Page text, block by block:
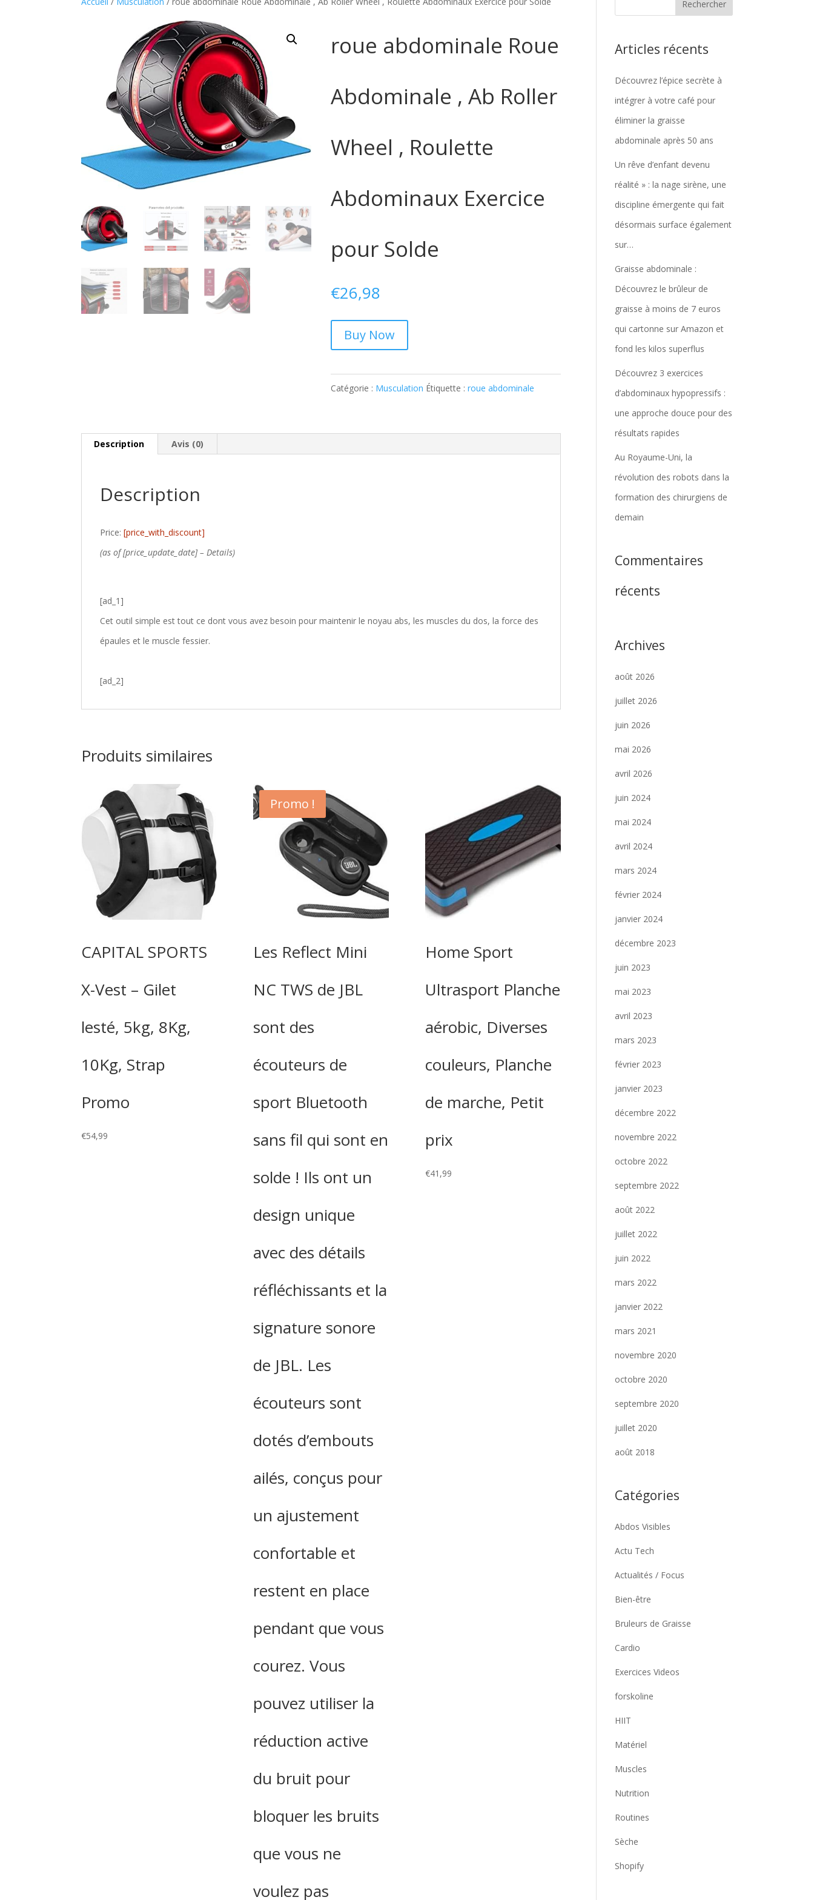
roue abdominale Roue
Abdominale , Ab Roller
Wheel , Roulette
Abdominaux Exercice
pour Solde
€26,98
Buy Now
Catégorie : Musculation Étiquette :roue abdominale
Description Avis (0)
Description
Price:[price_with_discount]
(as of [price_update_date] –Details)
[ad_1]
Cet outil simple est tout ce dont vous avez besoin pour maintenir le noyau abs, les muscles du dos, la force des
épaules et le muscle fessier.
[ad_2]
Produits similaires
CAPITAL SPORTS
X-Vest – Gilet
lesté, 5kg, 8Kg,
10Kg, Strap
Promo
€54,99
Promo !
Les Reflect Mini
NC TWS de JBL
sont des
écouteurs de
sport Bluetooth
sans fil qui sont en
solde ! Ils ont un
design unique
avec des détails
réfléchissants et la
signature sonore
de JBL. Les
écouteurs sont
dotés d’embouts
ailés, conçus pour
un ajustement
confortable et
restent en place
pendant que vous
courez. Vous
pouvez utiliser la
réduction active
du bruit pour
bloquer les bruits
que vous ne
voulez pas
Home Sport
Ultrasport Planche
aérobic, Diverses
couleurs, Planche
de marche, Petit
prix
€41,99
Articles récents
Découvrez l’épice secrète à
intégrer à votre café pour
éliminer la graisse
abdominale après 50 ans
Un rêve d’enfant devenu
réalité » : la nage sirène, une
discipline émergente qui fait
désormais surface également
sur…
Graisse abdominale :
Découvrez le brûleur de
graisse à moins de 7 euros
qui cartonne sur Amazon et
fond les kilos superflus
Découvrez 3 exercices
d’abdominaux hypopressifs :
une approche douce pour des
résultats rapides
Au Royaume-Uni, la
révolution des robots dans la
formation des chirurgiens de
demain
Commentaires
récents
Archives
août 2026
juillet 2026
juin 2026
mai 2026
avril 2026
juin 2024
mai 2024
avril 2024
mars 2024
février 2024
janvier 2024
décembre 2023
juin 2023
mai 2023
avril 2023
mars 2023
février 2023
janvier 2023
décembre 2022
novembre 2022
octobre 2022
septembre 2022
août 2022
juillet 2022
juin 2022
mars 2022
janvier 2022
mars 2021
novembre 2020
octobre 2020
septembre 2020
juillet 2020
août 2018
Catégories
Abdos Visibles
Actu Tech
Actualités / Focus
Bien-être
Bruleurs de Graisse
Cardio
Exercices Videos
forskoline
HIIT
Matériel
Muscles
Nutrition
Routines
Sèche
Shopify